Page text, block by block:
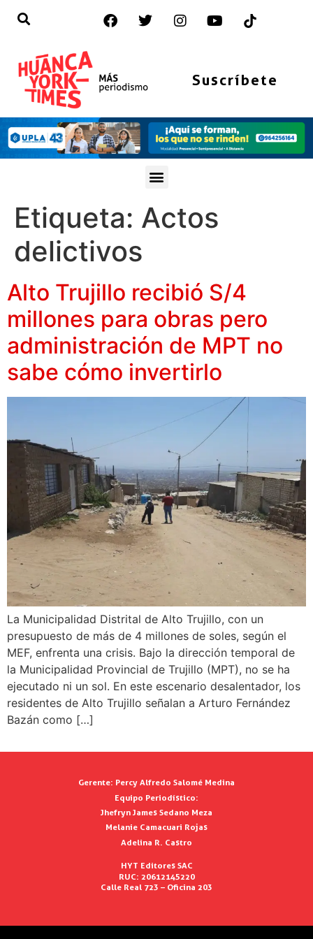
Suscríbete
Etiqueta: Actos
delictivos
Alto Trujillo recibió S/4
millones para obras pero
administración de MPT no
sabe cómo invertirlo
La Municipalidad Distrital de Alto Trujillo, con un
presupuesto de más de 4 millones de soles, según el
MEF, enfrenta una crisis. Bajo la dirección temporal de
la Municipalidad Provincial de Trujillo (MPT), no se ha
ejecutado ni un sol. En este escenario desalentador, los
residentes de Alto Trujillo señalan a Arturo Fernández
Bazán como […]
Gerente: Percy Alfredo Salomé Medina
Equipo Periodístico:
Jhefryn James Sedano Meza
Melanie Camacuari Rojas
Adelina R. Castro
HYT Editores SAC
RUC: 20612145220
Calle Real 723 – Oficina 203